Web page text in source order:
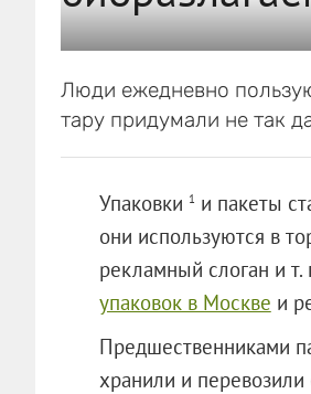
Люди ежедневно
тару придумали не так
Упаковки 1 и пакеты
они используются в
рекламный слоган и т.
упаковок в Москве и
Предшественниками
хранили и